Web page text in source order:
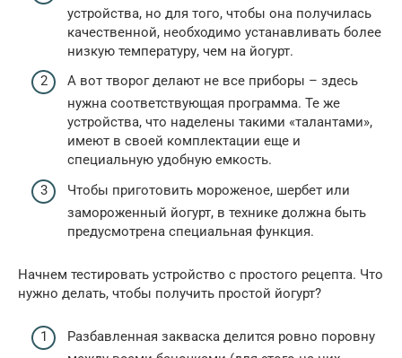
устройства, но для того, чтобы она получилась
качественной, необходимо устанавливать более
низкую температуру, чем на йогурт.
А вот творог делают не все приборы – здесь
нужна соответствующая программа. Те же
устройства, что наделены такими «талантами»,
имеют в своей комплектации еще и
специальную удобную емкость.
Чтобы приготовить мороженое, шербет или
замороженный йогурт, в технике должна быть
предусмотрена специальная функция.
Начнем тестировать устройство с простого рецепта. Что
нужно делать, чтобы получить простой йогурт?
Разбавленная закваска делится ровно поровну